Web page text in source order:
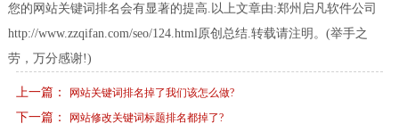
您的网站关键词排名会有显著的提高.以上文章由:郑州启凡软件公司
http://www.zzqifan.com/seo/124.html原创总结.转载请注明。(举手之
劳，万分感谢!)
上一篇： 网站关键词排名掉了我们该怎么做?
下一篇： 网站修改关键词标题排名都掉了?